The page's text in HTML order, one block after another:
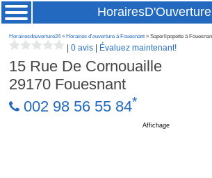
Horairesdouverture24» Horaires d'ouverture à Fouesnant » Saperlipopette à
|0 avis Évaluez maintenant!
15 Rue De Cornouaille
29170 Fouesnant
002 98 56 55 84*
Affichage